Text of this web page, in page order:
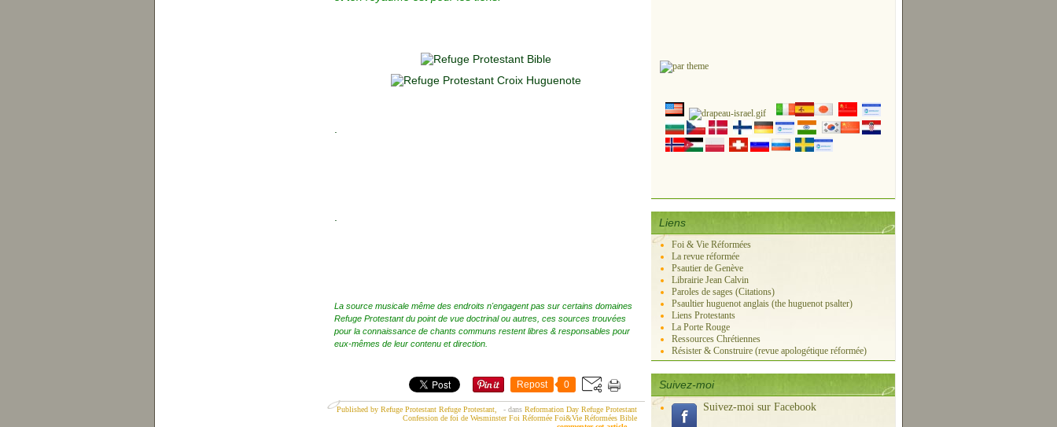
.
.
La source musicale même des endroits n'engagent pas sur certains domaines
Refuge Protestant du point de vue doctrinal ou autres, ces sources trouvées
pour la connaissance de chants communs restent libres & responsables pour
eux-mêmes de leur contenu et direction.
Repost 0
Published by Refuge Protestant Refuge Protestant, - dans Reformation Day Refuge Protestant
Confession de foi de Wesminster Foi Réformée Foi&Vie Réformées Bible
Liens
Foi & Vie Réformées
La revue réformée
Psautier de Genève
Librairie Jean Calvin
Paroles de sages (Citations)
Psaultier huguenot anglais (the huguenot psalter)
Liens Protestants
La Porte Rouge
Ressources Chrétiennes
Résister & Construire (revue apologétique réformée)
Suivez-moi
Suivez-moi sur Facebook